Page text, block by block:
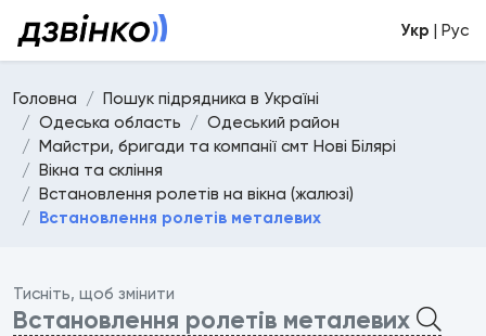
Укр | Рус
Головна
Пошук підрядника в Україні
Одеська область
Одеський район
Майстри, бригади та компанії смт Нові Білярі
Вікна та скління
Встановлення ролетів на вікна (жалюзі)
Встановлення ролетів металевих
Тисніть, щоб змінити
Встановлення ролетів металевих